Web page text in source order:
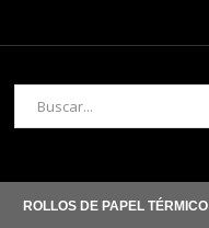
Buscar
ROLLOS DE PAPEL TÉRMICO